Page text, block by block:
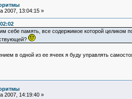
2007, 13:04:15 »
себе память, все содержимое которой целиком
в одной из ее ячеек я буду управлять
2007, 14:19:40 »